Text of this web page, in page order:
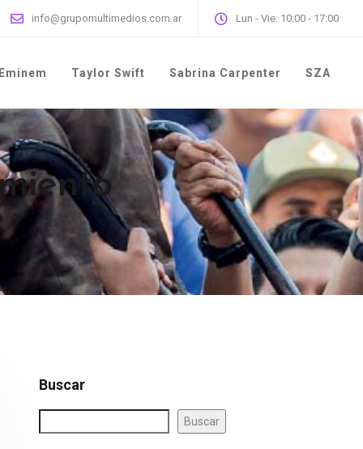
info@grupomultimedios.com.ar Lun - Vie: 10:00 - 17:00
Taylor Swift Sabrina Carpenter SZA
Buscar
Buscar